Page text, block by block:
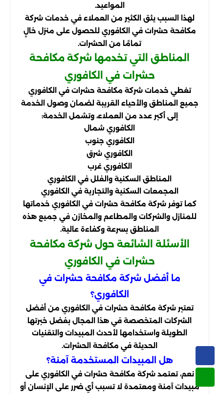
المواعيد.
لهذا السبب يثق الكثير من العملاء في خدمات شركة
مكافحة حشرات في الكافوري للحصول على منزل خالٍ
تمامًا من الحشرات.
المناطق التي تخدمها شركة مكافحة
حشرات في الكافوري
تغطي خدمات شركة مكافحة حشرات في الكافوري
جميع المناطق والأحياء القريبة لضمان وصول الخدمة
إلى أكبر عدد من العملاء، وتشمل الخدمة:
الكافوري شمال
الكافوري جنوب
الكافوري شرق
الكافوري غرب
المناطق السكنية والفلل في الكافوري
المجمعات السكنية والتجارية في الكافوري
كما توفر شركة مكافحة حشرات في الكافوري خدماتها
للمنازل والشركات والمطاعم والمخازن في جميع هذه
المناطق بسرعة وكفاءة عالية.
الأسئلة الشائعة حول شركة مكافحة
حشرات في الكافوري
ما أفضل شركة مكافحة حشرات في
الكافوري؟
تعتبر شركة مكافحة حشرات في الكافوري من أفضل
الشركات المتخصصة في هذا المجال بفضل خبرتها
الطويلة واستخدامها لأحدث المبيدات والتقنيات
الحديثة في مكافحة الحشرات.
هل المبيدات المستخدمة آمنة؟
نعم، تعتمد شركة مكافحة حشرات في الكافوري على
مبيدات آمنة ومعتمدة لا تسبب أي ضرر على الإنسان أو